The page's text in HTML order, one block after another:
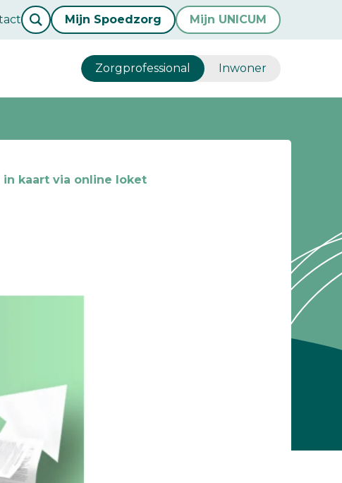
Mijn Spoedzorg Mijn UNICUM
Zorgprofessional Inwoner
in kaart via online loket